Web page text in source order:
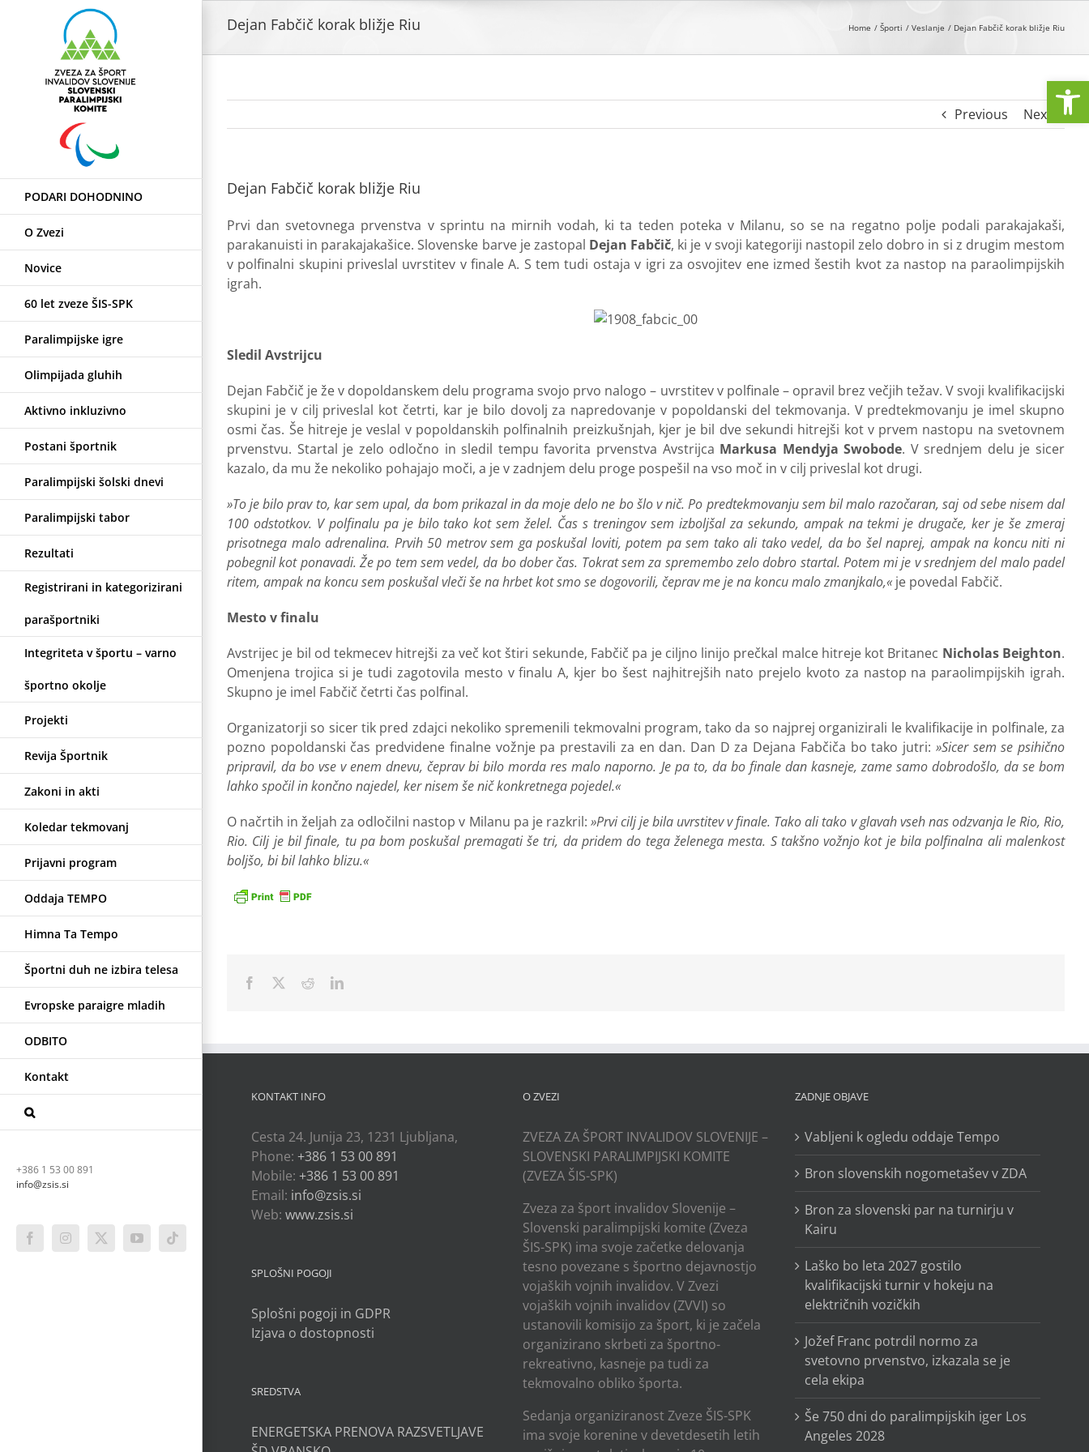
PODARI DOHODNINO
O Zvezi
Novice
60 let zveze ŠIS-SPK
Paralimpijske igre
Olimpijada gluhih
Aktivno inkluzivno
Postani športnik
Paralimpijski šolski dnevi
Paralimpijski tabor
Rezultati
Registrirani in kategorizirani
parašportniki
Integriteta v športu – varno
športno okolje
Projekti
Revija Športnik
Zakoni in akti
Koledar tekmovanj
Prijavni program
Oddaja TEMPO
Himna Ta Tempo
Športni duh ne izbira telesa
Evropske paraigre mladih
ODBITO
Kontakt
+386 1 53 00 891
info@zsis.si
FacebookInstagram
X YouTubeTiktok
Dejan Fabčič korak bližje Riu Home Športi Veslanje Dejan Fabčič korak bližje Riu
Previous Next
Dejan Fabčič korak bližje Riu
Prvi dan svetovnega prvenstva v sprintu na mirnih vodah, ki ta teden poteka v Milanu, so se na regatno polje podali parakajakaši,
parakanuisti in parakajakašice. Slovenske barve je zastopal Dejan Fabčič, ki je v svoji kategoriji nastopil zelo dobro in si z drugim mestom
v polfinalni skupini priveslal uvrstitev v finale A. S tem tudi ostaja v igri za osvojitev ene izmed šestih kvot za nastop na paraolimpijskih
igrah.
Sledil Avstrijcu
Dejan Fabčič je že v dopoldanskem delu programa svojo prvo nalogo – uvrstitev v polfinale – opravil brez večjih težav. V svoji kvalifikacijski
skupini je v cilj priveslal kot četrti, kar je bilo dovolj za napredovanje v popoldanski del tekmovanja. V predtekmovanju je imel skupno
osmi čas. Še hitreje je veslal v popoldanskih polfinalnih preizkušnjah, kjer je bil dve sekundi hitrejši kot v prvem nastopu na svetovnem
prvenstvu. Startal je zelo odločno in sledil tempu favorita prvenstva Avstrijca Markusa Mendyja Swobode. V srednjem delu je sicer
kazalo, da mu že nekoliko pohajajo moči, a je v zadnjem delu proge pospešil na vso moč in v cilj priveslal kot drugi.
»To je bilo prav to, kar sem upal, da bom prikazal in da moje delo ne bo šlo v nič. Po predtekmovanju sem bil malo razočaran, saj od sebe nisem dal
100 odstotkov. V polfinalu pa je bilo tako kot sem želel. Čas s treningov sem izboljšal za sekundo, ampak na tekmi je drugače, ker je še zmeraj
prisotnega malo adrenalina. Prvih 50 metrov sem ga poskušal loviti, potem pa sem tako ali tako vedel, da bo šel naprej, ampak na koncu niti ni
pobegnil kot ponavadi. Že po tem sem vedel, da bo dober čas. Tokrat sem za spremembo zelo dobro startal. Potem mi je v srednjem del malo padel
ritem, ampak na koncu sem poskušal vleči še na hrbet kot smo se dogovorili, čeprav me je na koncu malo zmanjkalo,« je povedal Fabčič.
Mesto v finalu
Avstrijec je bil od tekmecev hitrejši za več kot štiri sekunde, Fabčič pa je ciljno linijo prečkal malce hitreje kot Britanec Nicholas Beighton.
Omenjena trojica si je tudi zagotovila mesto v finalu A, kjer bo šest najhitrejših nato prejelo kvoto za nastop na paraolimpijskih igrah.
Skupno je imel Fabčič četrti čas polfinal.
Organizatorji so sicer tik pred zdajci nekoliko spremenili tekmovalni program, tako da so najprej organizirali le kvalifikacije in polfinale, za
pozno popoldanski čas predvidene finalne vožnje pa prestavili za en dan. Dan D za Dejana Fabčiča bo tako jutri: »Sicer sem se psihično
pripravil, da bo vse v enem dnevu, čeprav bi bilo morda res malo naporno. Je pa to, da bo finale dan kasneje, zame samo dobrodošlo, da se bom
lahko spočil in končno najedel, ker nisem še nič konkretnega pojedel.«
O načrtih in željah za odločilni nastop v Milanu pa je razkril: »Prvi cilj je bila uvrstitev v finale. Tako ali tako v glavah vseh nas odzvanja le Rio, Rio,
Rio. Cilj je bil finale, tu pa bom poskušal premagati še tri, da pridem do tega želenega mesta. S takšno vožnjo kot je bila polfinalna ali malenkost
boljšo, bi bil lahko blizu.«
Facebook RedditLinkedIn
KONTAKT INFO
Cesta 24. Junija 23, 1231 Ljubljana,
Phone: +386 1 53 00 891
Mobile: +386 1 53 00 891
Email: info@zsis.si
Web: www.zsis.si
SPLOŠNI POGOJI
Splošni pogoji in GDPR
Izjava o dostopnosti
SREDSTVA
ENERGETSKA PRENOVA RAZSVETLJAVE
O ZVEZI
ZVEZA ZA ŠPORT INVALIDOV SLOVENIJE –
SLOVENSKI PARALIMPIJSKI KOMITE
(ZVEZA ŠIS-SPK)
Zveza za šport invalidov Slovenije –
Slovenski paralimpijski komite (Zveza
ŠIS-SPK) ima svoje začetke delovanja
tesno povezane s športno dejavnostjo
vojaških vojnih invalidov. V Zvezi
vojaških vojnih invalidov (ZVVI) so
ustanovili komisijo za šport, ki je začela
organizirano skrbeti za športno-
rekreativno, kasneje pa tudi za
tekmovalno obliko športa.
Sedanja organiziranost Zveze ŠIS-SPK
ima svoje korenine v devetdesetih letih
ZADNJE OBJAVE
Vabljeni k ogledu oddaje Tempo
Bron slovenskih nogometašev v ZDA
Bron za slovenski par na turnirju v
Kairu
Laško bo leta 2027 gostilo
kvalifikacijski turnir v hokeju na
električnih vozičkih
Jožef Franc potrdil normo za
svetovno prvenstvo, izkazala se je
cela ekipa
Še 750 dni do paralimpijskih iger Los
Angeles 2028